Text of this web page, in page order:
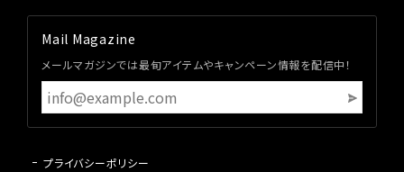
Mail Magazine
メールマガジンでは最旬アイテムやキャンペーン情報を配信中！
プライバシーポリシー